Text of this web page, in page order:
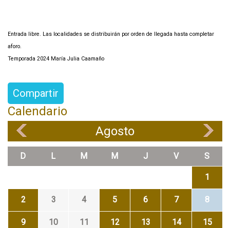
Entrada libre. Las localidades se distribuirán por orden de llegada hasta completar
aforo.
Temporada 2024 María Julia Caamaño
Compartir
Calendario
Agosto
D L M M J V S
1
2 3 4 5 6 7 8
9 10 11 12 13 14 15